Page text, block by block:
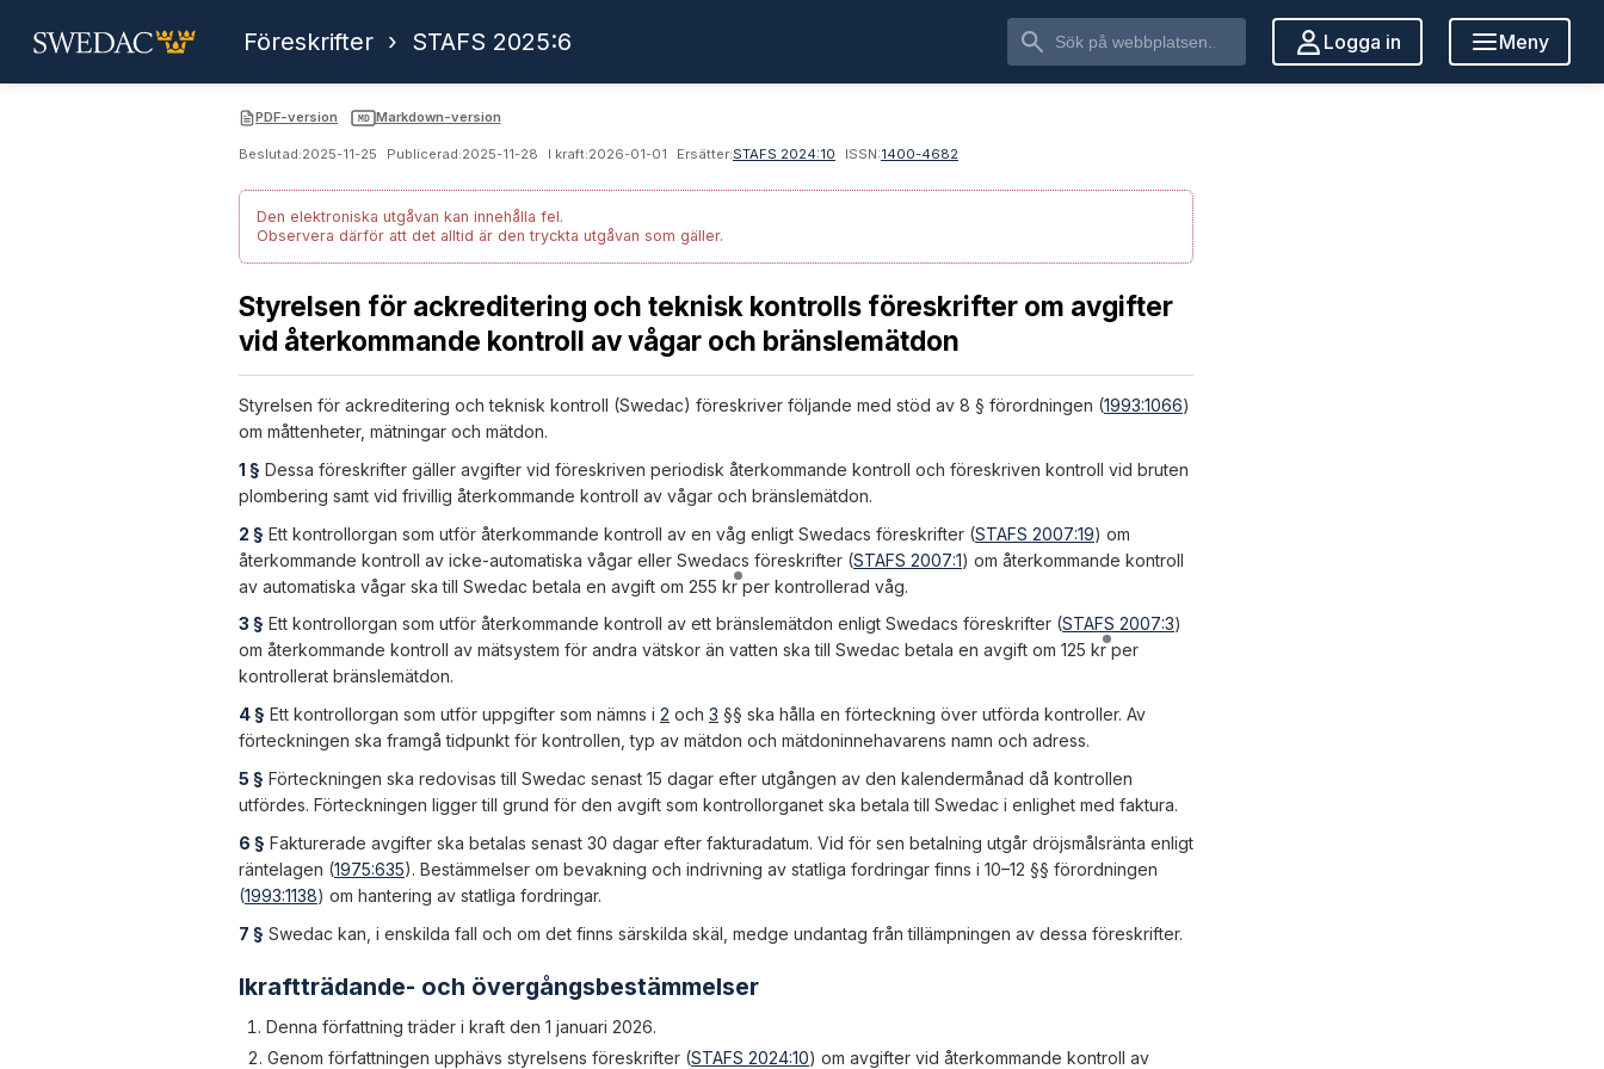
Föreskrifter › STAFS 2025:6 Logga in Meny
PDF-version MD Markdown-version
Beslutad:2025-11-25 Publicerad:2025-11-28 I kraft:2026-01-01 Ersätter:STAFS 2024:10 ISSN:1400-4682
Den elektroniska utgåvan kan innehålla fel.
Observera därför att det alltid är den tryckta utgåvan som gäller.
Styrelsen för ackreditering och teknisk kontrolls föreskrifter om avgifter
vid återkommande kontroll av vågar och bränslemätdon
Styrelsen för ackreditering och teknisk kontroll (Swedac) föreskriver följande med stöd av 8 § förordningen (1993:1066)
om måttenheter, mätningar och mätdon.
1 § Dessa föreskrifter gäller avgifter vid föreskriven periodisk återkommande kontroll och föreskriven kontroll vid bruten
plombering samt vid frivillig återkommande kontroll av vågar och bränslemätdon.
2 § Ett kontrollorgan som utför återkommande kontroll av en våg enligt Swedacs föreskrifter (STAFS 2007:19) om
återkommande kontroll av icke-automatiska vågar eller Swedacs föreskrifter (STAFS 2007:1) om återkommande kontroll
av automatiska vågar ska till Swedac betala en avgift om 255 krper kontrollerad våg.
3 § Ett kontrollorgan som utför återkommande kontroll av ett bränslemätdon enligt Swedacs föreskrifter (STAFS 2007:3)
om återkommande kontroll av mätsystem för andra vätskor än vatten ska till Swedac betala en avgift om 125 krper
kontrollerat bränslemätdon.
4 § Ett kontrollorgan som utför uppgifter som nämns i 2 och 3 §§ ska hålla en förteckning över utförda kontroller. Av
förteckningen ska framgå tidpunkt för kontrollen, typ av mätdon och mätdoninnehavarens namn och adress.
5 § Förteckningen ska redovisas till Swedac senast 15 dagar efter utgången av den kalendermånad då kontrollen
utfördes. Förteckningen ligger till grund för den avgift som kontrollorganet ska betala till Swedac i enlighet med faktura.
6 § Fakturerade avgifter ska betalas senast 30 dagar efter fakturadatum. Vid för sen betalning utgår dröjsmålsränta enligt
räntelagen (1975:635). Bestämmelser om bevakning och indrivning av statliga fordringar finns i 10–12 §§ förordningen
(1993:1138) om hantering av statliga fordringar.
7 § Swedac kan, i enskilda fall och om det finns särskilda skäl, medge undantag från tillämpningen av dessa föreskrifter.
Ikraftträdande- och övergångsbestämmelser
Denna författning träder i kraft den 1 januari 2026.
Genom författningen upphävs styrelsens föreskrifter (STAFS 2024:10) om avgifter vid återkommande kontroll av